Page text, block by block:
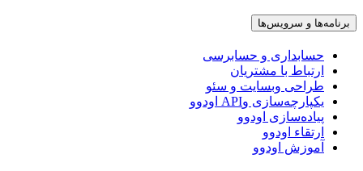
برنامه‌ها و سرویس‌ها
حسابداری و حسابرسی
ارتباط با مشتریان
طراحی وبسایت و سئو
یکپارچه‌سازی وAPI اودوو
پیاده‌سازی اودوو
ارتقاء اودوو
آموزش اودوو